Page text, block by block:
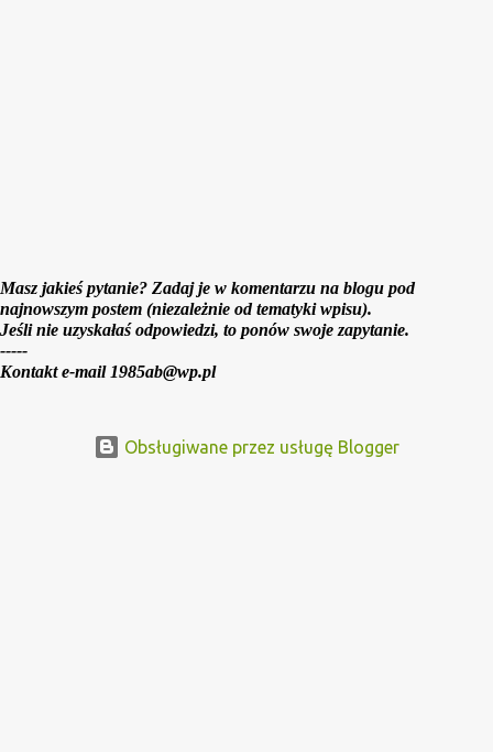
Masz jakieś pytanie? Zadaj je w komentarzu na blogu pod
najnowszym postem (niezależnie od tematyki wpisu).
Jeśli nie uzyskałaś odpowiedzi, to ponów swoje zapytanie.
-----
Kontakt e-mail 1985ab@wp.pl
Obsługiwane przez usługę Blogger